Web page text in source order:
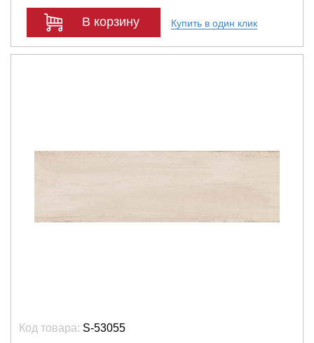
В корзину Купить в один клик
Код товара: S-53055